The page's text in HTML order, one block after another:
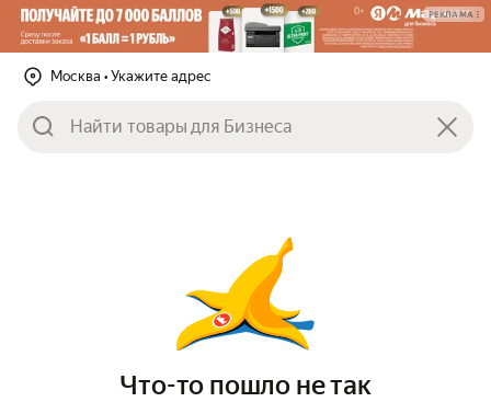
РЕКЛАМА
Москва • Укажите адрес
Что-то пошло не так